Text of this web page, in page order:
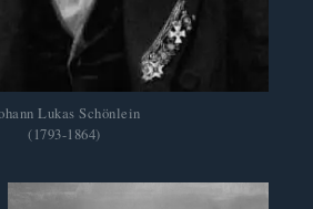
Lukas Schönlein
(1793-1864)